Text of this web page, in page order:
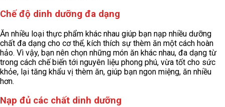
Chế độ dinh dưỡng đa dạng
Ăn nhiều loại thực phẩm khác nhau giúp bạn nạp nhiều dưỡng
chất đa dạng cho cơ thể, kích thích sự thèm ăn một cách hoàn
hảo. Vì vậy, bạn nên chọn những món ăn khác nhau, đa dạng từ
trong cách chế biến tới nguyên liệu phong phú, vừa tốt cho sức
khỏe, lại tăng khẩu vị thèm ăn, giúp bạn ngon miệng, ăn nhiều
hơn.
Nạp đủ các chất dinh dưỡng